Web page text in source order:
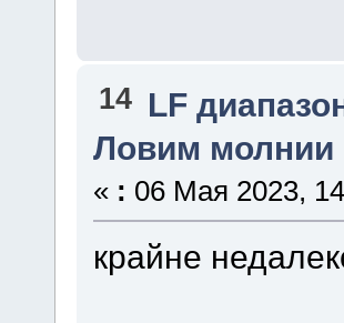
14 LF
Ловим молнии
« : 06 Мая 2023,
крайне